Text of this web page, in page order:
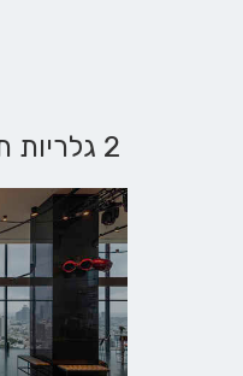
2 גלריות תמונות של POP & POPE | פופ אנד פופ